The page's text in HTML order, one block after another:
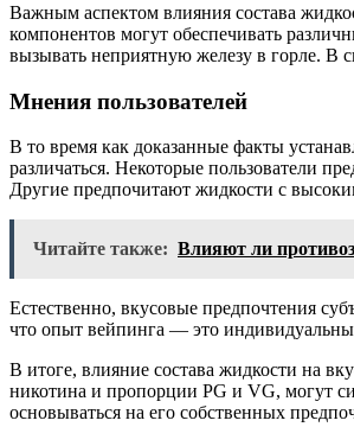
Важным аспектом влияния состава
компонентов могут обеспечивать
вызывать неприятную железу в горле. В
Мнения пользователей
В то время как доказанные факты
различаться. Некоторые пользователи
Другие предпочитают жидкости с
Читайте также: Влияют ли
Естественно, вкусовые предпочтения
что опыт вейпинга — это
В итоге, влияние состава жидкости на
никотина и пропорции PG и VG, могут
основываться на его собственных